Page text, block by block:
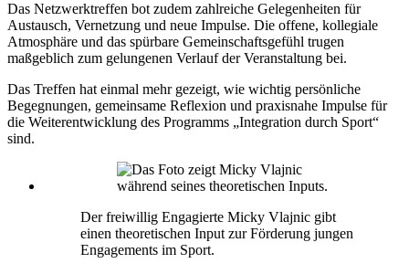
Das Netzwerktreffen bot zudem zahlreiche Gelegenheiten für
Austausch, Vernetzung und neue Impulse. Die offene, kollegiale
Atmosphäre und das spürbare Gemeinschaftsgefühl trugen
maßgeblich zum gelungenen Verlauf der Veranstaltung bei.
Das Treffen hat einmal mehr gezeigt, wie wichtig persönliche
Begegnungen, gemeinsame Reflexion und praxisnahe Impulse für
die Weiterentwicklung des Programms „Integration durch Sport“
sind.
Der freiwillig Engagierte Micky Vlajnic gibt
einen theoretischen Input zur Förderung jungen
Engagements im Sport.